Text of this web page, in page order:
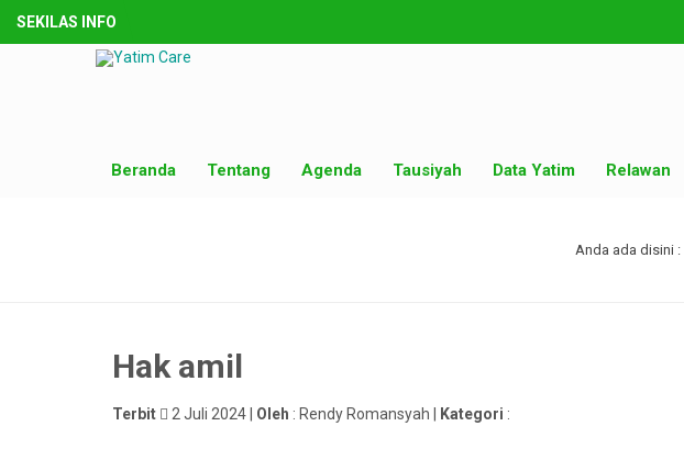
SEKILAS INFO
Beranda Tentang Agenda Tausiyah Data Yatim Relawan
Anda ada disini :
Hak amil
Terbit 2 Juli 2024 | Oleh : Rendy Romansyah | Kategori :